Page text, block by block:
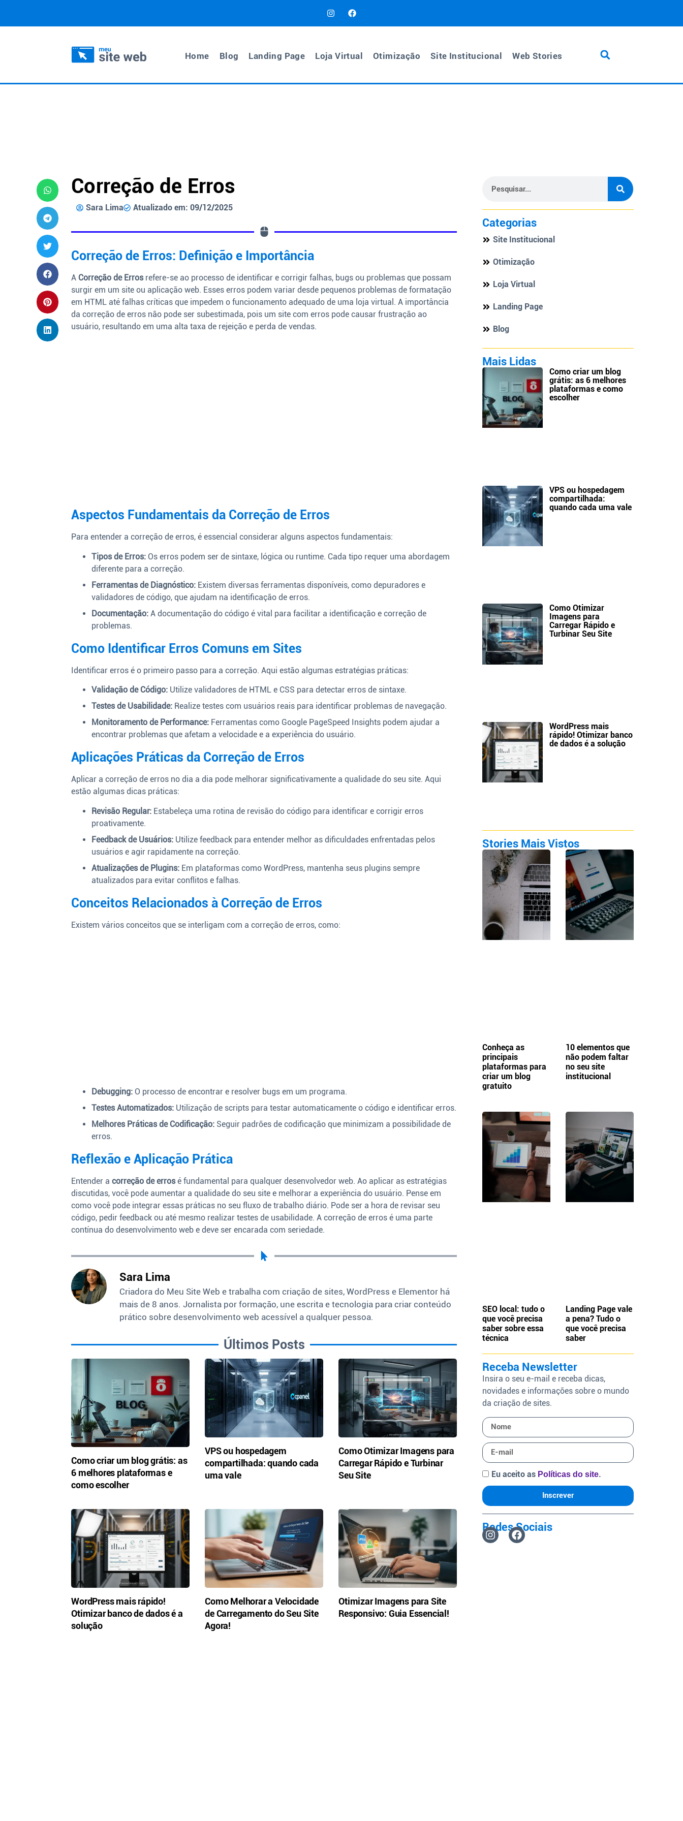
Home Blog Landing Page Loja Virtual Otimização Site Institucional Web Stories
Correção de Erros
Sara Lima Atualizado em: 09/12/2025
Correção de Erros: Definição e Importância
A Correção de Errosrefere-se ao processo de identificar e corrigir falhas, bugs ou problemas que possam
surgir em um site ou aplicação web. Esses erros podem variar desde pequenos problemas de formatação
em HTML até falhas críticas que impedem o funcionamento adequado de uma loja virtual. A importância
da correção de erros não pode ser subestimada, pois um site com erros pode causar frustração ao
usuário, resultando em uma alta taxa de rejeição e perda de vendas.
Aspectos Fundamentais da Correção de Erros
Para entender a correção de erros, é essencial considerar alguns aspectos fundamentais:
Tipos de Erros: Os erros podem ser de sintaxe, lógica ou runtime. Cada tipo requer uma abordagem
diferente para a correção.
Ferramentas de Diagnóstico: Existem diversas ferramentas disponíveis, como depuradores e
validadores de código, que ajudam na identificação de erros.
Documentação: A documentação do código é vital para facilitar a identificação e correção de
problemas.
Como Identificar Erros Comuns em Sites
Identificar erros é o primeiro passo para a correção. Aqui estão algumas estratégias práticas:
Validação de Código: Utilize validadores de HTML e CSS para detectar erros de sintaxe.
Testes de Usabilidade: Realize testes com usuários reais para identificar problemas de navegação.
Monitoramento de Performance: Ferramentas como Google PageSpeed Insights podem ajudar a
encontrar problemas que afetam a velocidade e a experiência do usuário.
Aplicações Práticas da Correção de Erros
Aplicar a correção de erros no dia a dia pode melhorar significativamente a qualidade do seu site. Aqui
estão algumas dicas práticas:
Revisão Regular: Estabeleça uma rotina de revisão do código para identificar e corrigir erros
proativamente.
Feedback de Usuários: Utilize feedback para entender melhor as dificuldades enfrentadas pelos
usuários e agir rapidamente na correção.
Atualizações de Plugins: Em plataformas como WordPress, mantenha seus plugins sempre
atualizados para evitar conflitos e falhas.
Conceitos Relacionados à Correção de Erros
Existem vários conceitos que se interligam com a correção de erros, como:
Debugging: O processo de encontrar e resolver bugs em um programa.
Testes Automatizados: Utilização de scripts para testar automaticamente o código e identificar erros.
Melhores Práticas de Codificação: Seguir padrões de codificação que minimizam a possibilidade de
erros.
Reflexão e Aplicação Prática
Entender acorreção de errosé fundamental para qualquer desenvolvedor web. Ao aplicar as estratégias
discutidas, você pode aumentar a qualidade do seu site e melhorar a experiência do usuário. Pense em
como você pode integrar essas práticas no seu fluxo de trabalho diário. Pode ser a hora de revisar seu
código, pedir feedback ou até mesmo realizar testes de usabilidade. A correção de erros é uma parte
contínua do desenvolvimento web e deve ser encarada com seriedade.
Sara Lima
Criadora do Meu Site Web e trabalha com criação de sites, WordPress e Elementor há
mais de 8 anos. Jornalista por formação, une escrita e tecnologia para criar conteúdo
prático sobre desenvolvimento web acessível a qualquer pessoa.
Últimos Posts
Como criar um blog grátis: as
6 melhores plataformas e
como escolher
VPS ou hospedagem
compartilhada: quando cada
uma vale
Como Otimizar Imagens para
Carregar Rápido e Turbinar
Seu Site
WordPress mais rápido!
Otimizar banco de dados é a
solução
Como Melhorar a Velocidade
de Carregamento do Seu Site
Agora!
Otimizar Imagens para Site
Responsivo: Guia Essencial!
Categorias
Site Institucional
Otimização
Loja Virtual
Landing Page
Blog
Mais Lidas
Como criar um blog
grátis: as 6 melhores
plataformas e como
escolher
VPS ou hospedagem
compartilhada:
quando cada uma vale
Como Otimizar
Imagens para
Carregar Rápido e
Turbinar Seu Site
WordPress mais
rápido! Otimizar banco
de dados é a solução
Stories Mais Vistos
Conheça as
principais
plataformas para
criar um blog
gratuito
10 elementos que
não podem faltar
no seu site
institucional
SEO local: tudo o
que você precisa
saber sobre essa
técnica
Landing Page vale
a pena? Tudo o
que você precisa
saber
Receba Newsletter
Insira o seu e-mail e receba dicas,
novidades e informações sobre o mundo
da criação de sites.
Eu aceito as Políticas do site.
Inscrever
Redes Sociais